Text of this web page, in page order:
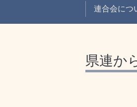
連合会につ
県連か